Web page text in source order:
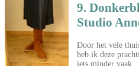
9.
Studio
Door het vele
heb ik deze
iets minder vaak